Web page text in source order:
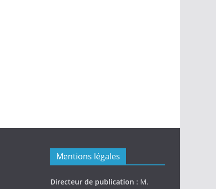
Mentions légales
Directeur de publication : M.